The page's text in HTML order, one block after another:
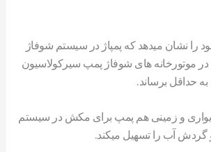
را نشان میدهد که پمپاژ در سیستم شوفاژ
در موتورخانه های شوفاژ پمپ سیرکولاسیون
حداقل برساند.
و زمینی هم پمپ برای مکش در سیستم
آب را تسهیل میکند.